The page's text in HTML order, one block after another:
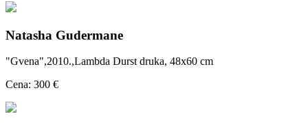
Natasha Gudermane
"Gvena",2010.,Lambda Durst druka, 48x60 cm
Cena: 300 €